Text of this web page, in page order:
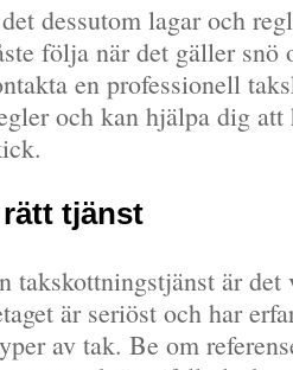
dessutom lagar och
följa när det gäller snö
en professionell
och kan hjälpa dig
tjänst
takskottningstjänst är
är seriöst och har
av tak. Be om